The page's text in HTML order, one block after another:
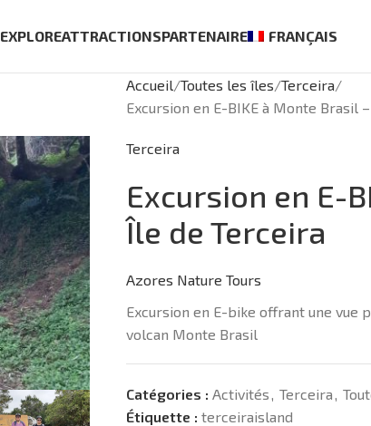
EXPLOREATTRACTIONSPARTENAIRE FRANÇAIS
Accueil Toutes les îles Terceira
Excursion en E-BIKE à Monte Brasil
Terceira
Excursion en E-
Île de Terceira
Azores Nature Tours
Excursion en E-bike offrant une vue
volcan Monte Brasil
Catégories : Activités, Terceira,
Étiquette : terceiraisland